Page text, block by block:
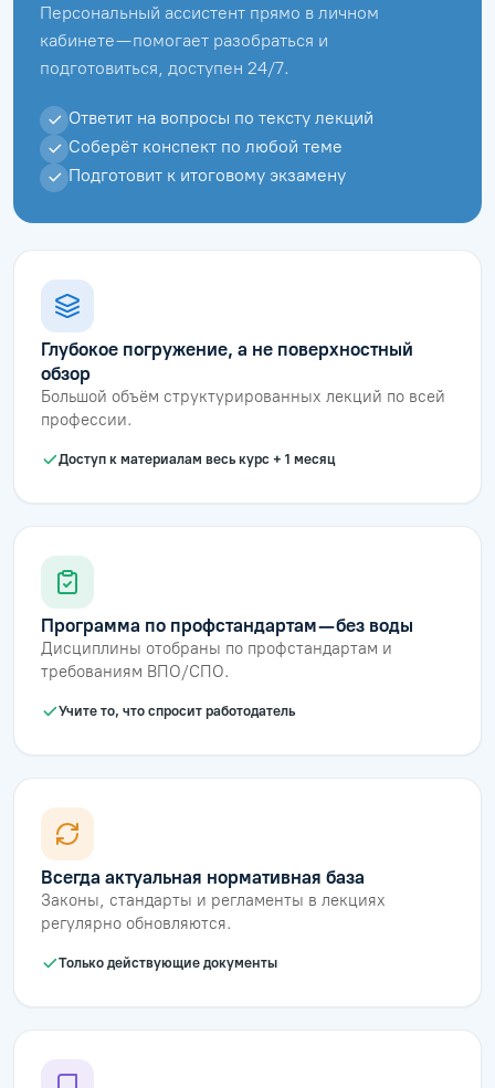
Персональный ассистент прямо в личном
кабинете — помогает разобраться и
подготовиться, доступен 24/7.
Ответит на вопросы по тексту лекций
Соберёт конспект по любой теме
Подготовит к итоговому экзамену
Глубокое погружение, а не поверхностный
обзор
Большой объём структурированных лекций по всей
профессии.
Доступ к материалам весь курс + 1 месяц
Программа по профстандартам — без воды
Дисциплины отобраны по профстандартам и
требованиям ВПО/СПО.
Учите то, что спросит работодатель
Всегда актуальная нормативная база
Законы, стандарты и регламенты в лекциях
регулярно обновляются.
Только действующие документы